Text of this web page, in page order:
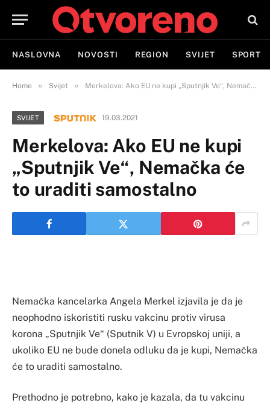
NASLOVNA NOVOSTI REGION SVIJET SPORT
Home » Svijet » Merkelova: Ako EU ne kupi „Sputnjik Ve“, Nemačka će to uraditi samostalno
SVIJET 19.03.2021
Merkelova: Ako EU ne kupi
„Sputnjik Ve“, Nemačka će
to uraditi samostalno
Nemačka kancelarka Angela Merkel izjavila je da je
neophodno iskoristiti rusku vakcinu protiv virusa
korona „Sputnjik Ve“ (Sputnik V) u Evropskoj uniji, a
ukoliko EU ne bude donela odluku da je kupi, Nemačka
će to uraditi samostalno.
Prethodno je potrebno, kako je kazala, da tu vakcinu